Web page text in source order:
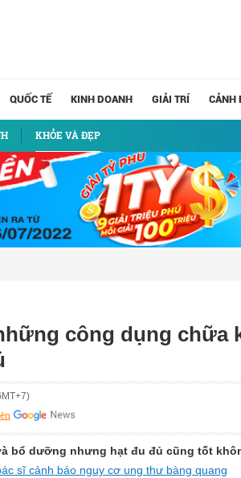
QUỐC TẾ KINH DOANH GIẢI TRÍ CẢNH
KHỎE VÀ ĐẸP
công dụng chữa
bổ dưỡng nhưng hạt đu đủ cũng tốt
sĩ cảnh báo nguy cơ ung thư bàng quang